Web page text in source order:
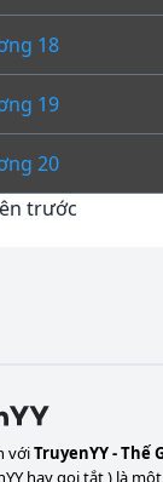
18
19
20
trước
vớiTruyenYY - Thế
hay gọi tắt ) là